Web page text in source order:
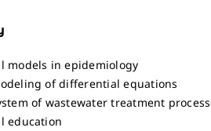
models in epidemiology
of differential equations
of wastewater treatment
education